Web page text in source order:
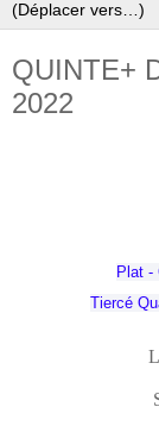
QUINTE+
2022
Plat -
Tiercé